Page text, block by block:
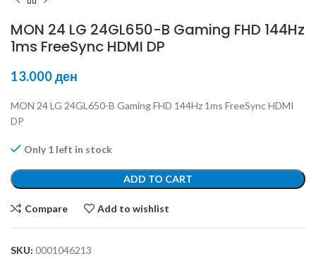
MON 24 LG 24GL650-B Gaming FHD 144Hz
1ms FreeSync HDMI DP
13.000ден
MON 24 LG 24GL650-B Gaming FHD 144Hz 1ms FreeSync HDMI
DP
Only 1 left in stock
ADD TO CART
Compare Add to wishlist
SKU: 0001046213